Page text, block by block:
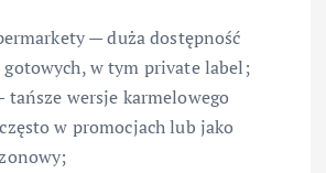
— duża dostępność
w tym private label;
wersje karmelowego
w promocjach lub jako